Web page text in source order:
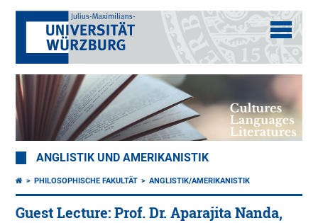
ANGLISTIK UND AMERIKANISTIK
PHILOSOPHISCHE FAKULTÄT ANGLISTIK/AMERIKANISTIK
Guest Lecture: Prof. Dr. Aparajita Nanda,